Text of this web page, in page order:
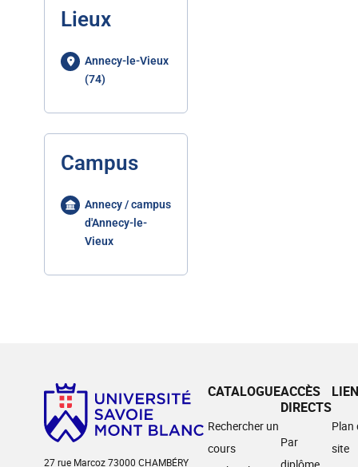
Lieux
Annecy-le-Vieux
(74)
Campus
Annecy / campus
d'Annecy-le-
Vieux
27 rue Marcoz 73000 CHAMBÉRY
CATALOGUE
Rechercher un
cours
ACCÈS
DIRECTS
Par
Plan
site